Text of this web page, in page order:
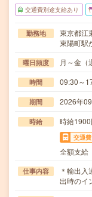
交通費別途支給あり
勤務地
東京都江
東陽町駅
曜日頻度 月～金（
時間 09:30～
期間 2026年
時給 時給
交通費
全額支給
仕事内容
＊輸出
出時のイ